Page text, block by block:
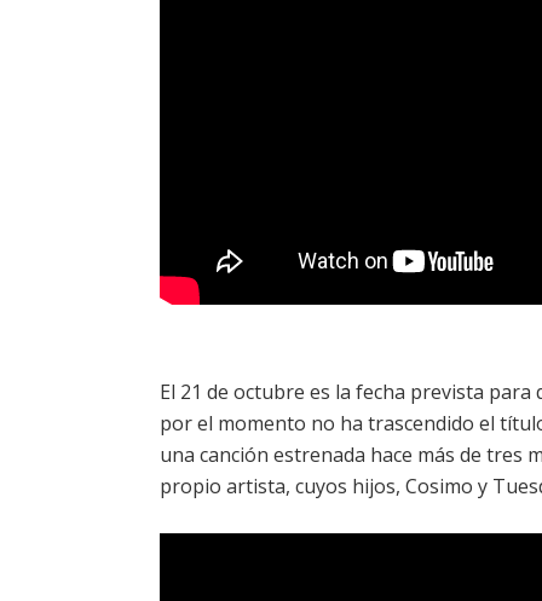
El 21 de octubre es la fecha prevista
por el momento no ha trascendido el
una canción estrenada hace más de tres
propio artista, cuyos hijos, Cosimo y